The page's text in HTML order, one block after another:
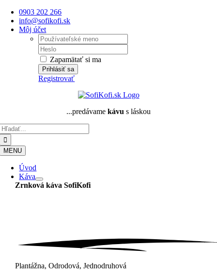
Skip
content
0903 202 266
info@sofikofi.sk
Môj účet
Username:
Password:
Zapamätať si ma
Registrovať
...predávame kávu s láskou
MENU
Úvod
Káva
Zrnková káva SofiKofi
Plantážna, Odrodová, Jednodruhová